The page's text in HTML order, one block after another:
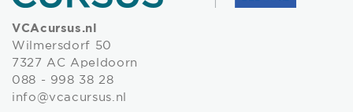
VCAcursus.nl
Wilmersdorf 50
7327 AC Apeldoorn
088 - 998 38 28
info@vcacursus.nl